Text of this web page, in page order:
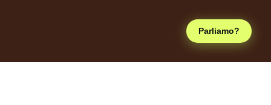
Parliamo?